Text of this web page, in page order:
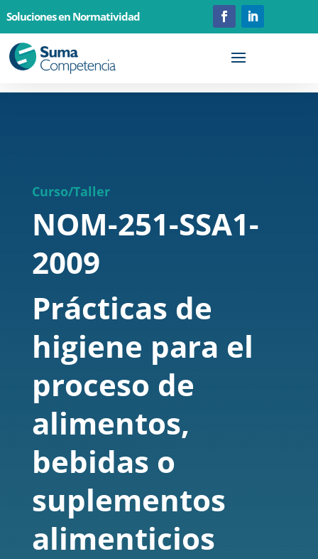
Soluciones en Normatividad
Curso/Taller
NOM-251-SSA1-
2009
Prácticas de
higiene para el
proceso de
alimentos,
bebidas o
suplementos
alimenticios